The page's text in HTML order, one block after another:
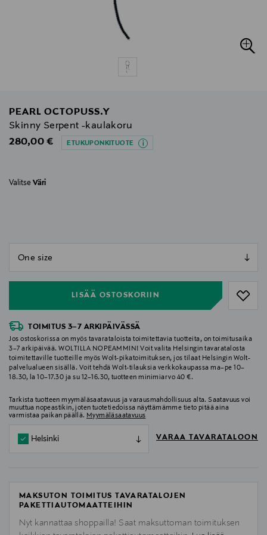
PEARL OCTOPUSS.Y
Skinny Serpent -kaulakoru
Original Price
280,00 € ETUKUPONKITUOTE
Valitse Väri
LISÄÄ OSTOSKORIIN
TOIMITUS 3–7 ARKIPÄIVÄSSÄ
Jos ostoskorissa on myös tavarataloista toimitettavia tuotteita, on toimitusaika
3–7 arkipäivää. WOLTILLA NOPEAMMIN! Voit valita Helsingin tavaratalosta
toimitettaville tuotteille myös Wolt-pikatoimituksen, jos tilaat Helsingin Wolt-
palvelualueen sisällä. Voit tehdä Wolt-tilauksia verkkokaupassa ma–pe 10–
18.30, la 10–17.30 ja su 12–16.30, tuotteen minimiarvo 40 €.
Tarkista tuotteen myymäläsaatavuus ja varausmahdollisuus alta. Saatavuus voi
muuttua nopeastikin, joten tuotetiedoissa näyttämämme tieto pitää aina
varmistaa paikan päällä. Myymäläsaatavuus
Helsinki VARAA TAVARATALOON
MAKSUTON TOIMITUS TAVARATALOJEN
PAKETTIAUTOMAATTEIHIN
Nyt kannattaa shoppailla! Saat maksuttoman toimituksen